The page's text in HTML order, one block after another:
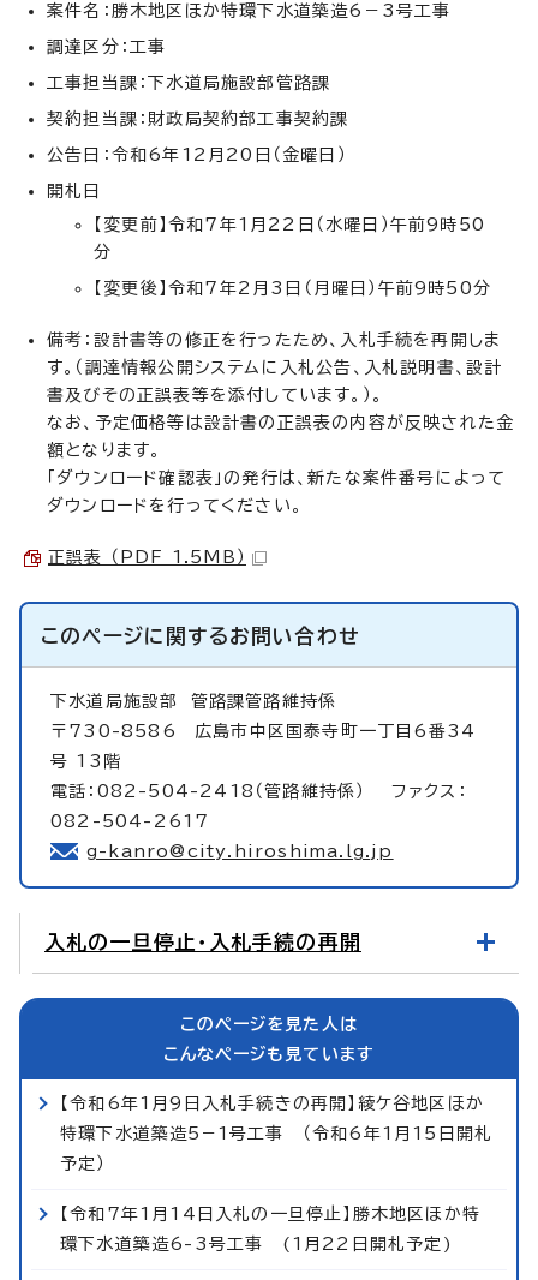
案件名：勝木地区ほか特環下水道築造6－3号工事
調達区分：工事
工事担当課：下水道局施設部管路課
契約担当課：財政局契約部工事契約課
公告日：令和6年12月20日（金曜日）
開札日
【変更前】令和7年1月22日（水曜日）午前9時50
分
【変更後】令和7年2月3日（月曜日）午前9時50分
備考：設計書等の修正を行ったため、入札手続を再開しま
す。（調達情報公開システムに入札公告、入札説明書、設計
書及びその正誤表等を添付しています。）。
なお、予定価格等は設計書の正誤表の内容が反映された金
額となります。
「ダウンロード確認表」の発行は、新たな案件番号によって
ダウンロードを行ってください。
正誤表 （PDF 1.5MB）
このページに関するお問い合わせ
下水道局施設部 管路課管路維持係
〒730-8586 広島市中区国泰寺町一丁目6番34
号 13階
電話：082-504-2418（管路維持係） ファクス：
082-504-2617
g-kanro@city.hiroshima.lg.jp
入札の一旦停止・入札手続の再開
このページを見た人は
こんなページも見ています
【令和6年1月9日入札手続きの再開】綾ケ谷地区ほか
特環下水道築造5−1号工事 （令和6年1月15日開札
予定）
【令和7年1月14日入札の一旦停止】勝木地区ほか特
環下水道築造6-3号工事 (1月22日開札予定)